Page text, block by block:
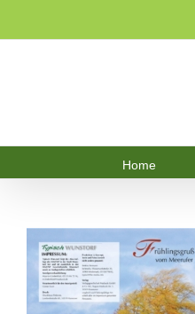
Home